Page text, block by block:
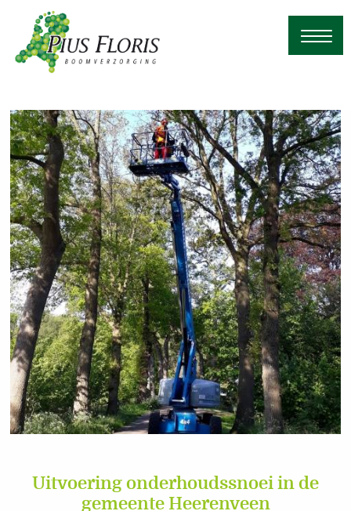
Uitvoering onderhoudssnoei in de
gemeente Heerenveen